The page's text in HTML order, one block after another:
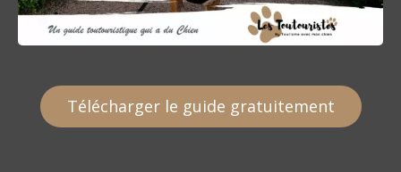
Télécharger le guide gratuitement